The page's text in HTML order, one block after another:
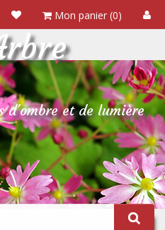
Mon panier (0)
d'ombre et de lumière